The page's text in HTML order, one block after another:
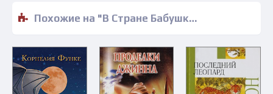
Похожие на "В Стране Бабушки Куклы, или Дом с волшебными окнами - Эсфирь Эмден" книги читать бесплатно полные версии